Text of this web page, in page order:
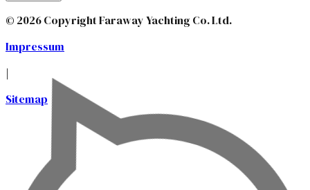
© 2026 Copyright Faraway Yachting Co. Ltd.
Impressum
|
Sitemap